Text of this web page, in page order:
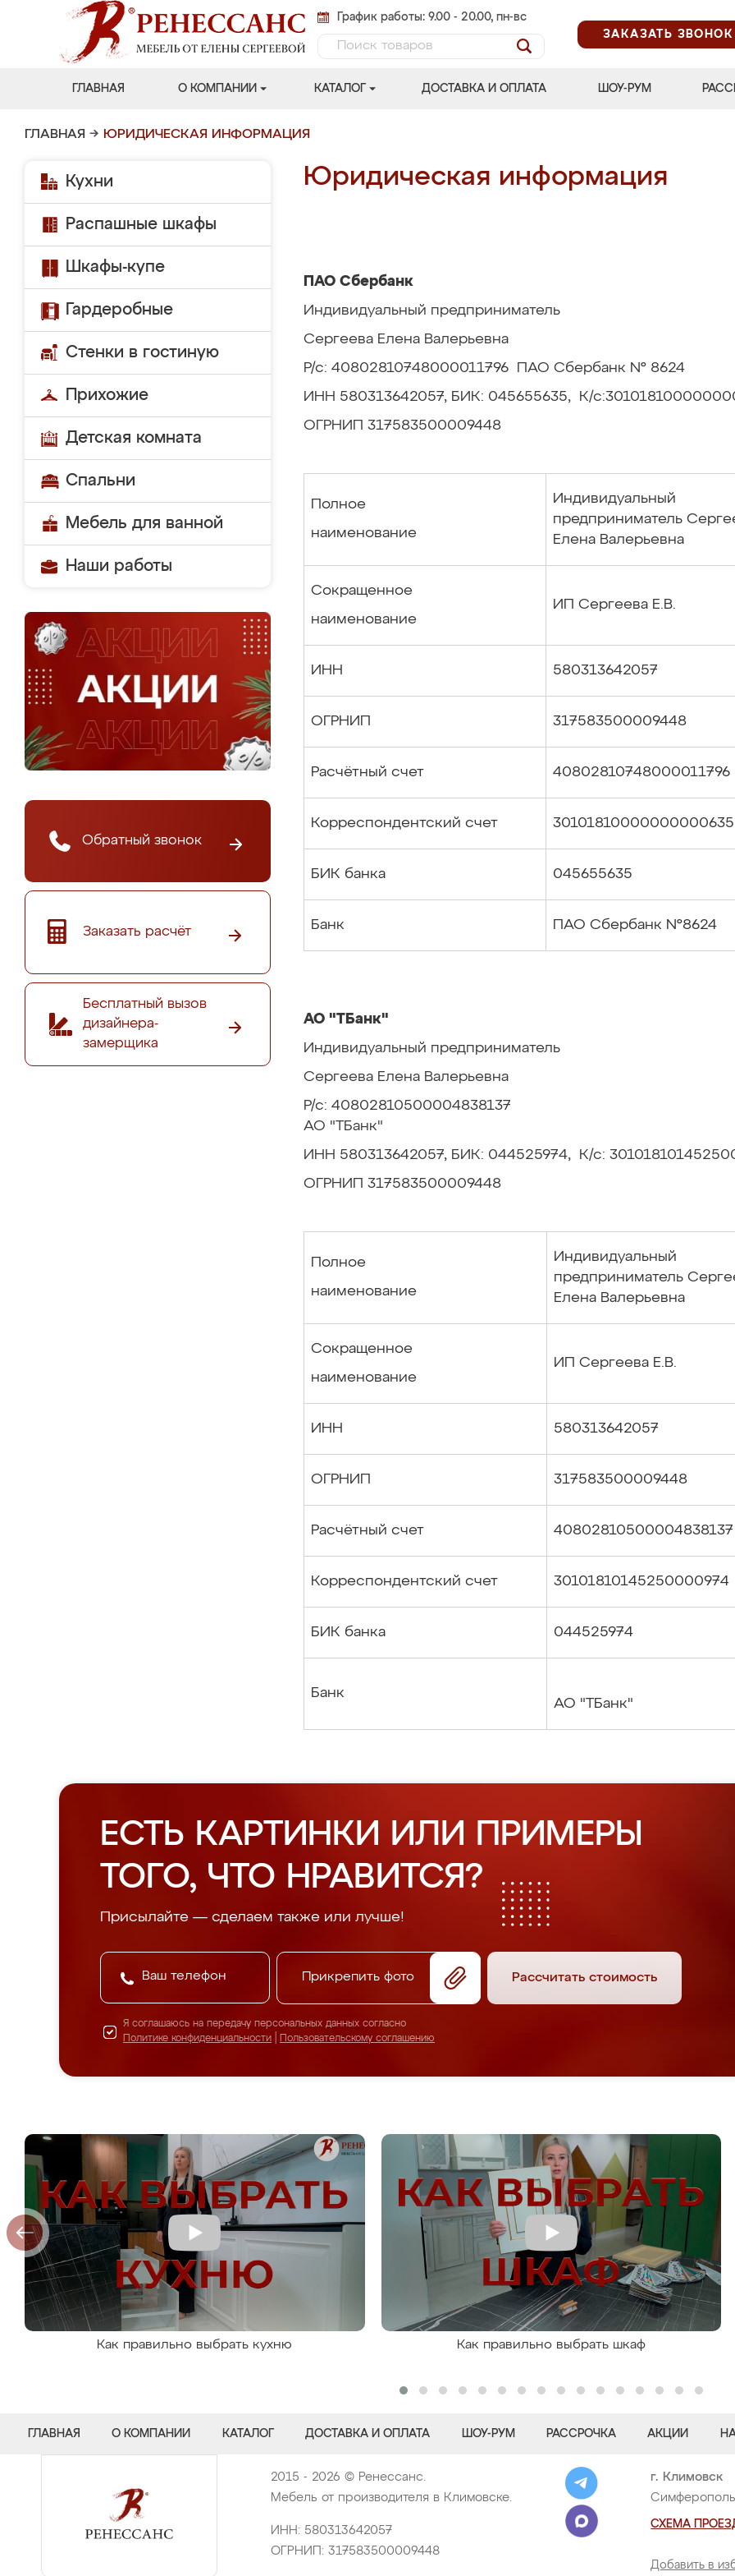
График работы: 9.00 - 20.00, пн-вс
ЗАКАЗАТЬ ЗВОНОК
ГЛАВНАЯ О КОМПАНИИ КАТАЛОГ ДОСТАВКА И ОПЛАТА ШОУ-РУМ
ГЛАВНАЯ → ЮРИДИЧЕСКАЯ ИНФОРМАЦИЯ
Кухни
Распашные шкафы
Шкафы-купе
Гардеробные
Стенки в гостиную
Прихожие
Детская комната
Спальни
Мебель для ванной
Наши работы
Обратный звонок
Заказать расчёт
Бесплатный вызов
дизайнера-
замерщика
Юридическая информация
ПАО Сбербанк
Индивидуальный предприниматель
Сергеева Елена Валерьевна
Р/с: 40802810748000011796 ПАО Сбербанк № 8624
ИНН 580313642057, БИК: 045655635, К/
ОГРНИП 317583500009448
Полное
наименование
Индивидуальный
предприниматель
Елена Валерьевна
Сокращенное
наименование
ИП Сергеева Е.В.
ИНН 580313642057
ОГРНИП 317583500009448
Расчётный счет 40802810748000011796
Корреспондентский счет 30101810000000000635
БИК банка 045655635
Банк ПАО Сбербанк №8624
АО "ТБанк"
Индивидуальный предприниматель
Сергеева Елена Валерьевна
Р/с: 40802810500004838137
АО "ТБанк"
ИНН 580313642057, БИК: 044525974, К/с:
ОГРНИП 317583500009448
Полное
наименование
Индивидуальный
предприниматель
Елена Валерьевна
Сокращенное
наименование
ИП Сергеева Е.В.
ИНН 580313642057
ОГРНИП 317583500009448
Расчётный счет 40802810500004838137
Корреспондентский счет 30101810145250000974
БИК банка 044525974
Банк
АО "ТБанк"
ЕСТЬ КАРТИНКИ ИЛИ ПРИМЕРЫ
ТОГО, ЧТО НРАВИТСЯ?
Присылайте — сделаем также или лучше!
Прикрепить фото Рассчитать стоимость
Я соглашаюсь на передачу персональных данных согласно
Политике конфиденциальности
Пользовательскому соглашению
Как правильно выбрать кухню Как правильно выбрать шкаф
ГЛАВНАЯ О КОМПАНИИ КАТАЛОГ ДОСТАВКА И ОПЛАТА ШОУ-РУМ РАССРОЧКА АКЦИИ
2015 - 2026 © Ренессанс.
Мебель от производителя в Климовске.
ИНН: 580313642057
ОГРНИП: 317583500009448
г. Климовск
СХЕМА
Добавить в